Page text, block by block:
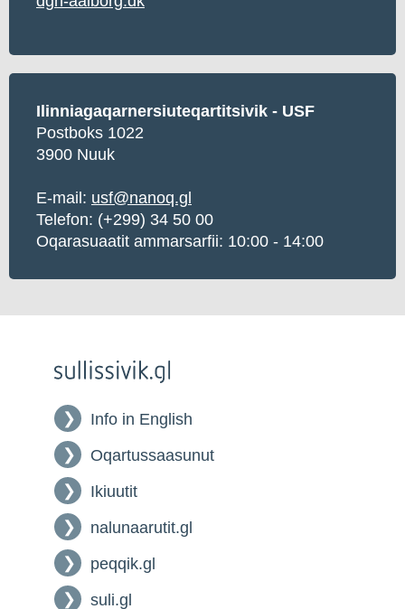
Ilinniagaqarnersiuteqartitsivik - USF
Postboks 1022
3900 Nuuk
E-mail: usf@nanoq.gl
Telefon: (+299) 34 50 00
Oqarasuaatit ammarsarfii: 10:00 - 14:00
Info in English
Oqartussaasunut
Ikiuutit
nalunaarutit.gl
peqqik.gl
suli.gl